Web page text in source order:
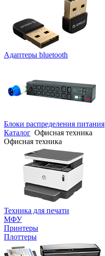
Адаптеры bluetooth
Блоки распределения питания
Каталог Офисная техника
Офисная техника
Техника для печати
МФУ
Принтеры
Плоттеры